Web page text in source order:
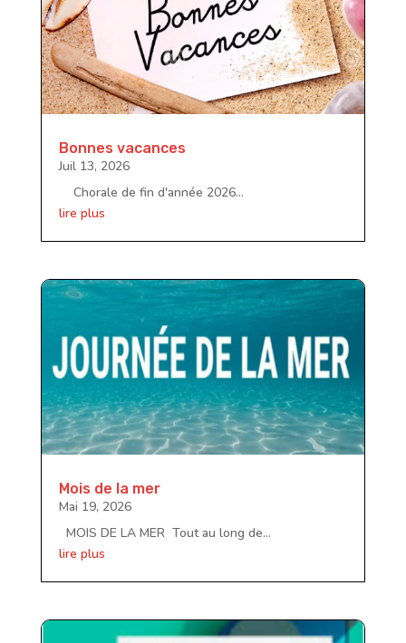
Bonnes vacances
Juil 13, 2026
Chorale de fin d'année 2026...
lire plus
Mois de la mer
Mai 19, 2026
MOIS DE LA MER Tout au long de...
lire plus